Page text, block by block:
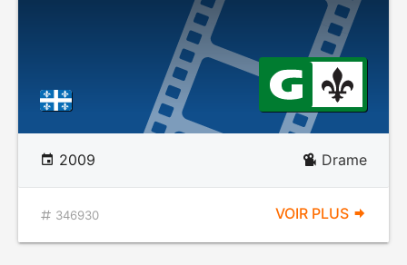
2009 Drame
346930 VOIR PLUS